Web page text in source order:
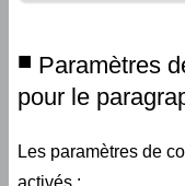
Paramètres
pour le
Les paramètres de
activés :